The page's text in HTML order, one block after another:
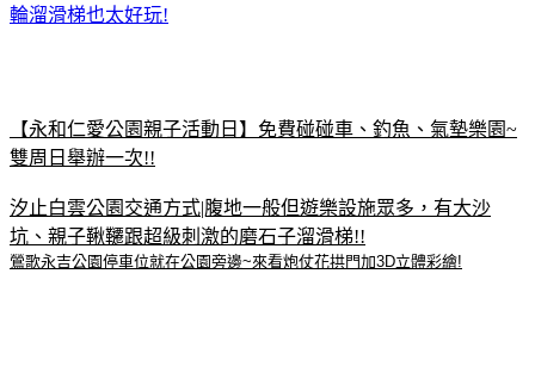
輪溜滑梯也太好玩!
【永和仁愛公園親子活動日】免費碰碰車、釣魚、氣墊樂園~
雙周日舉辦一次!!
汐止白雲公園交通方式|腹地一般但遊樂設施眾多，有大沙
坑、親子鞦韆跟超級刺激的磨石子溜滑梯!!
鶯歌永吉公園停車位就在公園旁邊~來看炮仗花拱門加3D立體彩繪!